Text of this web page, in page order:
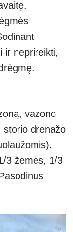
ir neprireikti,
vazono
storio drenažo
3 žemės, 1/3